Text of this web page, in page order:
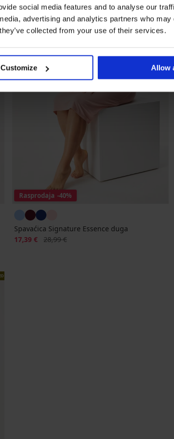
social media features and to analyse our
advertising and analytics partners who may
collected from your use of their services.
Customize Allow
Rasprodaja -40%
Spavaćica Signature Essence duga
Popust
17,39 € Prvobitna cijena
28,99 €